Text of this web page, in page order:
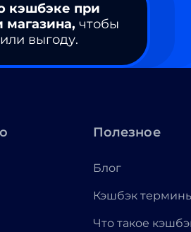
кэшбэке при
чтобы
выгоду.
Полезное
Блог
Кэшбэк
Что такое